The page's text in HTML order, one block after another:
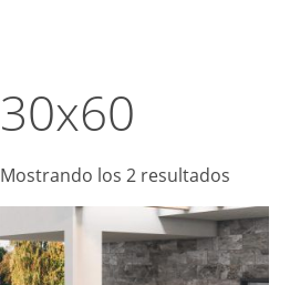
30x60
Mostrando los 2 resultados